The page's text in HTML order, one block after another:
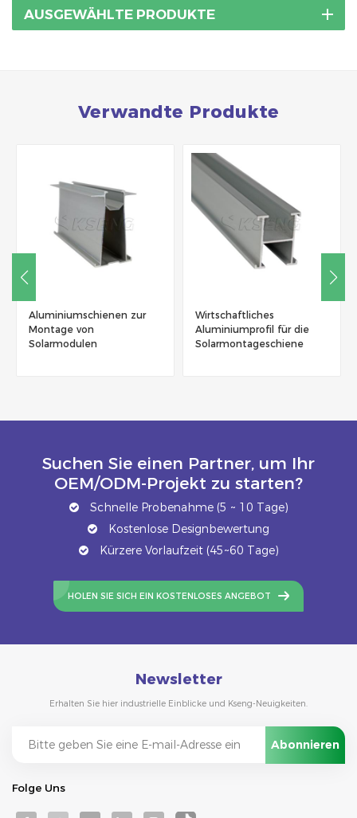
AUSGEWÄHLTE PRODUKTE
Verwandte Produkte
Aluminiumschienen zur
Montage von
Solarmodulen
Wirtschaftliches
Aluminiumprofil für die
Solarmontageschiene
Suchen Sie einen Partner, um Ihr
OEM/ODM-Projekt zu starten?
Schnelle Probenahme (5 ~ 10 Tage)
Kostenlose Designbewertung
Kürzere Vorlaufzeit (45~60 Tage)
HOLEN SIE SICH EIN KOSTENLOSES ANGEBOT
Newsletter
Erhalten Sie hier industrielle Einblicke und Kseng-Neuigkeiten.
Folge Uns